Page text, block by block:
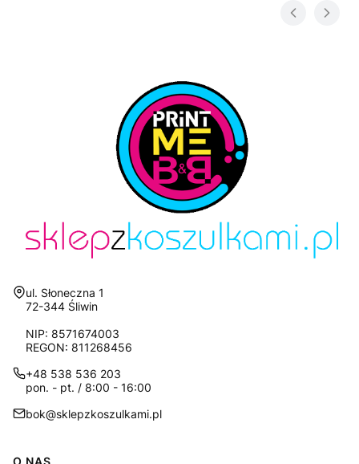
Adres:
ul. Słoneczna 1
72-344 Śliwin
NIP: 8571674003
REGON: 811268456
+48 538 536 203
pon. - pt. / 8:00 - 16:00
bok@sklepzkoszulkami.pl
O NAS